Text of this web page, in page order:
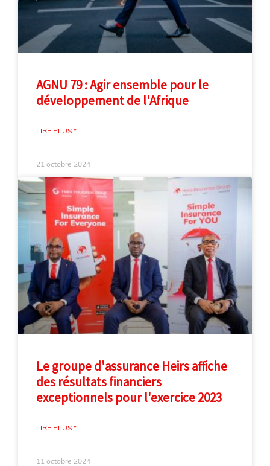
AGNU 79 : Agir ensemble pour le
développement de l'Afrique
LIRE PLUS "
21 octobre 2024
Le groupe d'assurance Heirs affiche
des résultats financiers
exceptionnels pour l'exercice 2023
LIRE PLUS "
11 octobre 2024